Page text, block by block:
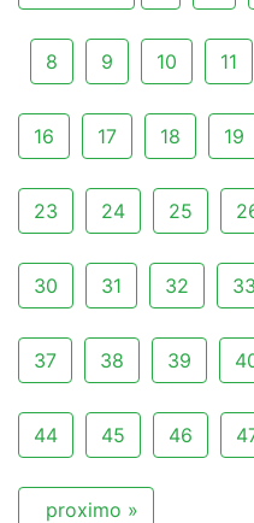
8 9 10 11
16 17 18 19
23 24 25
30 31 32 33
37 38 39
44 45 46
proximo »